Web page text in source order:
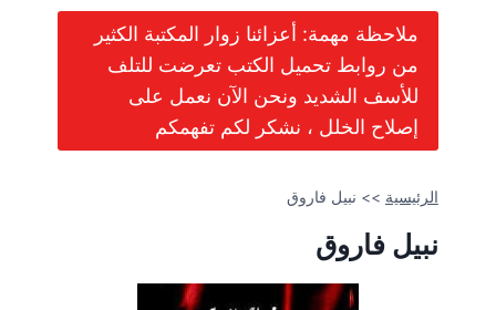
ملاحظة مهمة: أعزائنا زوار المكتبة الكثير
من روابط تحميل الكتب تعرضت للتلف
للأسف الشديد ونحن الآن نعمل على
إصلاح الخلل ، نشكر لكم تفهمكم
الرئيسية >> نبيل فاروق
نبيل فاروق